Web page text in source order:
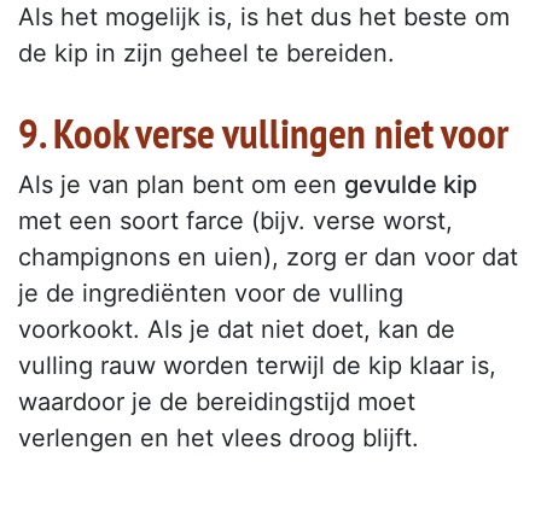
Als het mogelijk is, is het dus het beste om
de kip in zijn geheel te bereiden.
9. Kook verse vullingen niet voor
Als je van plan bent om een gevulde kip
met een soort farce (bijv. verse worst,
champignons en uien), zorg er dan voor dat
je de ingrediënten voor de vulling
voorkookt. Als je dat niet doet, kan de
vulling rauw worden terwijl de kip klaar is,
waardoor je de bereidingstijd moet
verlengen en het vlees droog blijft.